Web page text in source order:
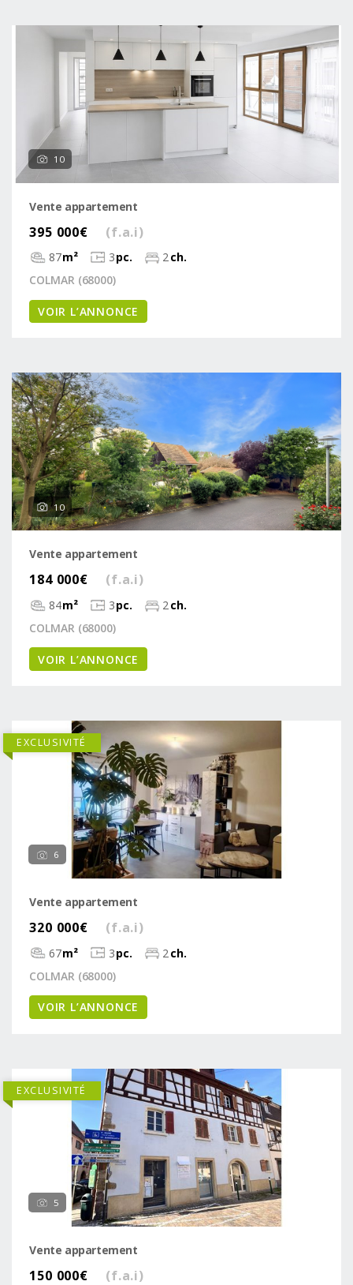
10
Vente appartement
395 000€ (f.a.i)
87m² 3pc. 2ch.
COLMAR (68000)
VOIR L’ANNONCE
10
Vente appartement
184 000€ (f.a.i)
84m² 3pc. 2ch.
COLMAR (68000)
VOIR L’ANNONCE
EXCLUSIVITÉ
6
Vente appartement
320 000€ (f.a.i)
67m² 3pc. 2ch.
COLMAR (68000)
VOIR L’ANNONCE
EXCLUSIVITÉ
5
Vente appartement
150 000€ (f.a.i)